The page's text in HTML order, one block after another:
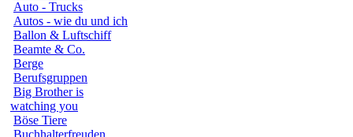
Auto - Trucks
Autos - wie du und ich
Ballon & Luftschiff
Beamte & Co.
Berge
Berufsgruppen
Big Brother is
watching you
Böse Tiere
Buchhalterfreuden